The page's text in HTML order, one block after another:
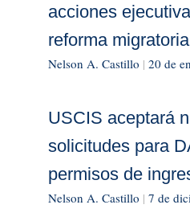
acciones
reforma migratoria
Nelson A. Castillo | 20 de
USCIS aceptará
solicitudes para
permisos de
Nelson A. Castillo | 7 de